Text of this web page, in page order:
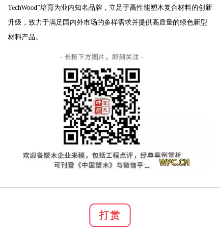
TechWood”培育为业内知名品牌，立足于高性能塑木复合材料的创新
升级，致力于满足国内外市场的多样需求并提供高质量的绿色新型
材料产品。
打赏